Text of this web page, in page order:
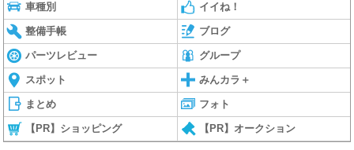
車種別 イイね！
整備手帳 ブログ
パーツレビュー グループ
スポット みんカラ＋
まとめ フォト
【PR】ショッピング 【PR】オークション